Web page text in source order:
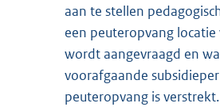
aan te stellen
een peuteropvang
wordt aangevraagd en
voorafgaande
peuteropvang is verstrekt.